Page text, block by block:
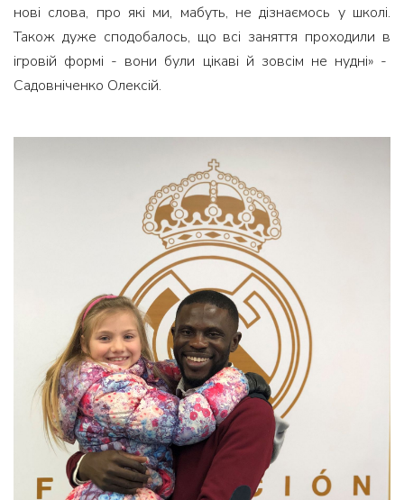
нові слова, про які ми, мабуть, не дізнаємось у школі.
Також дуже сподобалось, що всі заняття проходили в
ігровій формі - вони були цікаві й зовсім не нудні» -
Садовніченко Олексій.